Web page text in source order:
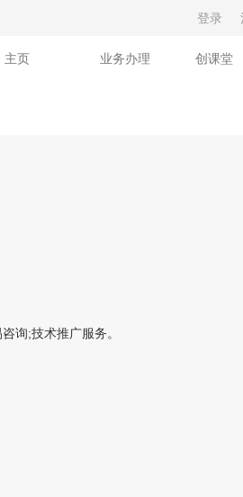
登录
主页 业务办理 创课堂
询;技术推广服务。